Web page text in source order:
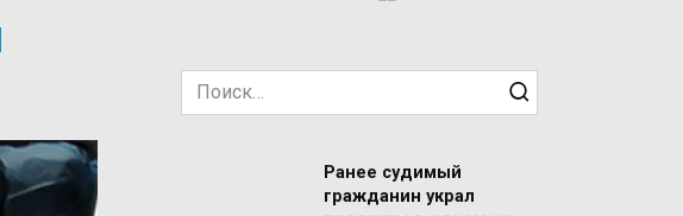
Search
for:
Ранее судимый
гражданин украл